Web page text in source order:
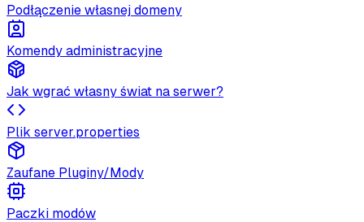
Podłączenie własnej domeny
Komendy administracyjne
Jak wgrać własny świat na serwer?
Plik server.properties
Zaufane Pluginy/Mody
Paczki modów